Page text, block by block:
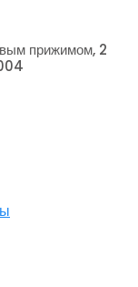
прижимом, 2